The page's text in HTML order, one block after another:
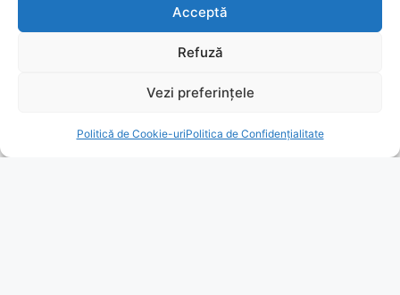
Acceptă
Refuză
Vezi preferințele
Politică de Cookie-uriPolitica de Confidențialitate